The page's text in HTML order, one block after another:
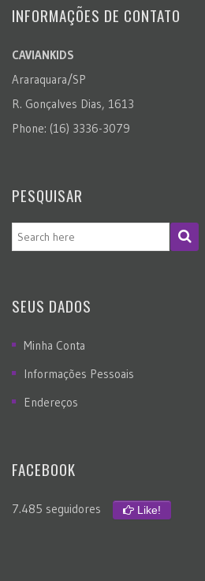
INFORMAÇÕES DE CONTATO
CAVIANKIDS
Araraquara/SP
R. Gonçalves Dias, 1613
Phone: (16) 3336-3079
PESQUISAR
SEUS DADOS
Minha Conta
Informações Pessoais
Endereços
FACEBOOK
7.485 seguidores Like!